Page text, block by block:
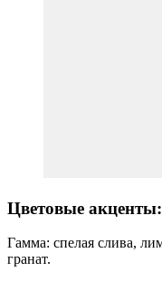
Цветовые
Гамма: спелая слива,
гранат.